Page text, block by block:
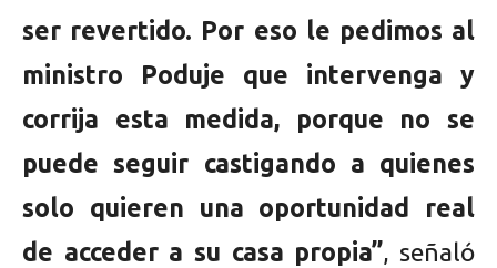
ser revertido. Por eso le pedimos al
ministro Poduje que intervenga y
corrija esta medida, porque no se
puede seguir castigando a quienes
solo quieren una oportunidad real
de acceder a su casa propia”, señaló